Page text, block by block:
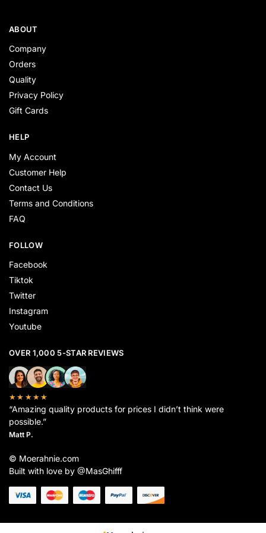
ABOUT
Company
Orders
Quality
Privacy Policy
Gift Cards
HELP
My Account
Customer Help
Contact Us
Terms and Conditions
FAQ
FOLLOW
Facebook
Tiktok
Twitter
Instagram
Youtube
OVER 1,000 5-STAR REVIEWS
★★★★★
“Amazing quality products for prices I didn’t think were
possible.”
Matt P.
© Moerahnie.com
Built with love by @MasGhifff